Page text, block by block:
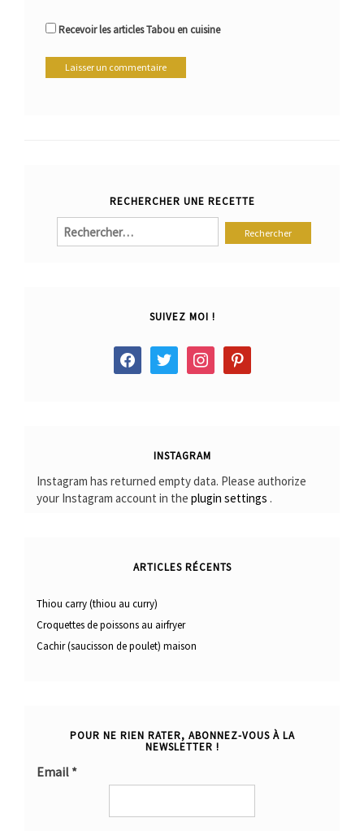
Recevoir les articles Tabou en cuisine
RECHERCHER UNE RECETTE
Rechercher :
SUIVEZ MOI !
facebook twitter instagram pinterest
INSTAGRAM
Instagram has returned empty data. Please authorize
your Instagram account in the plugin settings .
ARTICLES RÉCENTS
Thiou carry (thiou au curry)
Croquettes de poissons au airfryer
Cachir (saucisson de poulet) maison
POUR NE RIEN RATER, ABONNEZ-VOUS À LA
NEWSLETTER !
Email *